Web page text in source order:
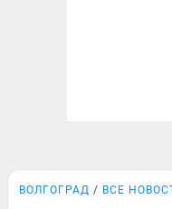
ВОЛГОГРАД ВСЕ